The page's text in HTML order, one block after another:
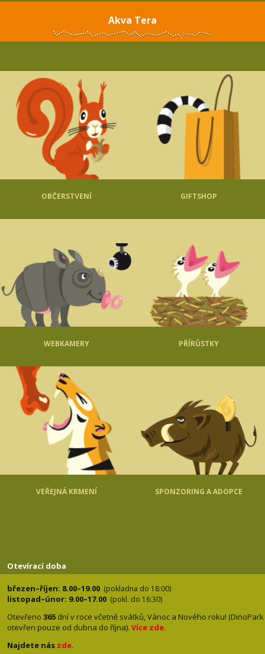
Akva Tera
OBČERSTVENÍ GIFTSHOP
WEBKAMERY PŘÍRŮSTKY
VEŘEJNÁ KRMENÍ SPONZORING A ADOPCE
Otevírací doba
březen–říjen: 8.00–19.00 (pokladna do 18:00)
listopad–únor: 9.00–17.00 (pokl. do 16:30)
Otevřeno 365 dní v roce včetně svátků, Vánoc a Nového roku! (DinoPark
otevřen pouze od dubna do října). Více zde.
Najdete nás zde.